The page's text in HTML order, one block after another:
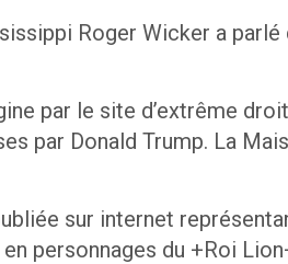
Roger Wicker a parlé
par le site d’extrême
par Donald Trump. La
sur internet
personnages du +Roi